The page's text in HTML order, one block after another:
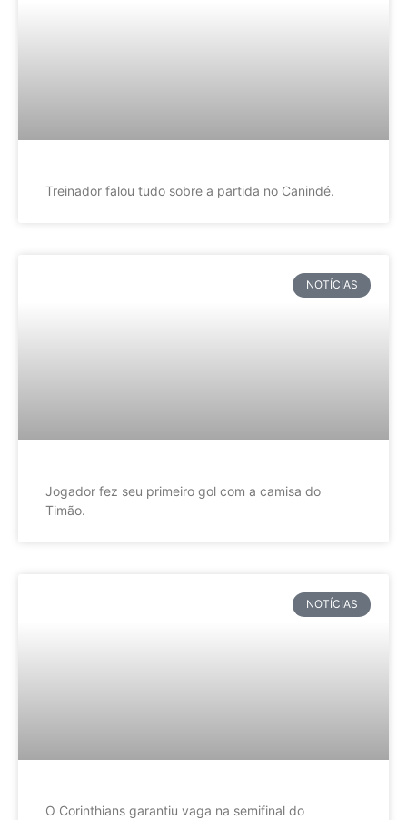
Treinador falou tudo sobre a partida no Canindé.
NOTÍCIAS
Jogador fez seu primeiro gol com a camisa do
Timão.
NOTÍCIAS
O Corinthians garantiu vaga na semifinal do